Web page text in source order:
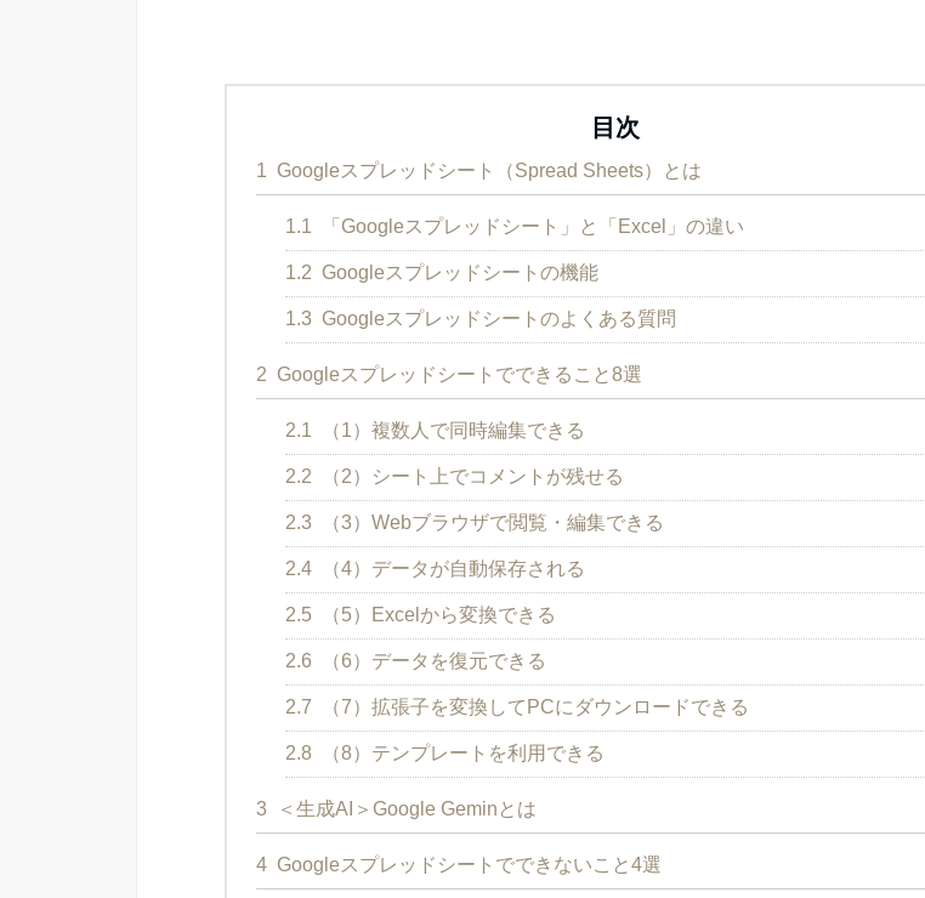
目次
1 Googleスプレッドシート（Spread Sheets）とは
1.1 「Googleスプレッドシート」と「Excel」の違い
1.2 Googleスプレッドシートの機能
1.3 Googleスプレッドシートのよくある質問
2 Googleスプレッドシートでできること8選
2.1 （1）複数人で同時編集できる
2.2 （2）シート上でコメントが残せる
2.3 （3）Webブラウザで閲覧・編集できる
2.4 （4）データが自動保存される
2.5 （5）Excelから変換できる
2.6 （6）データを復元できる
2.7 （7）拡張子を変換してPCにダウンロードできる
2.8 （8）テンプレートを利用できる
3 ＜生成AI＞Google Geminとは
4 Googleスプレッドシートでできないこと4選